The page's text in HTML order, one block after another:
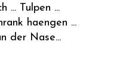
... Tulpen ...
haengen ...
der Nase...